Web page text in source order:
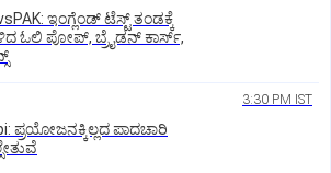
ಇಂಗ್ಲೆಂಡ್‌ ಟೆಸ್ಟ್‌ ತಂಡಕ್ಕೆ
ಓಲಿ ಪೋಪ್, ಬ್ರೈಡನ್ ಕಾರ್ಸ್,
3:30 PM IST
ಪ್ರಯೋಜನಕ್ಕಿಲ್ಲದ ಪಾದಚಾರಿ